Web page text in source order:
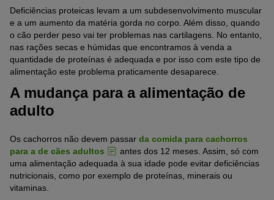
Deficiências proteicas levam a um subdesenvolvimento muscular
e a um aumento da matéria gorda no corpo. Além disso, quando
o cão perder peso vai ter problemas nas cartilagens. No entanto,
nas rações secas e húmidas que encontramos à venda a
quantidade de proteínas é adequada e por isso com este tipo de
alimentação este problema praticamente desaparece.
A mudança para a alimentação de
adulto
Os cachorros não devem passar da comida para cachorros
para a de cães adultos
antes dos 12 meses. Assim, só com
uma alimentação adequada à sua idade pode evitar deficiências
nutricionais, como por exemplo de proteínas, minerais ou
vitaminas.